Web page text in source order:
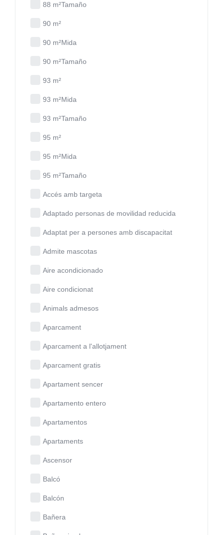
88 m²Tamaño
90 m²
90 m²Mida
90 m²Tamaño
93 m²
93 m²Mida
93 m²Tamaño
95 m²
95 m²Mida
95 m²Tamaño
Accés amb targeta
Adaptado personas de movilidad reducida
Adaptat per a persones amb discapacitat
Admite mascotas
Aire acondicionado
Aire condicionat
Animals admesos
Aparcament
Aparcament a l'allotjament
Aparcament gratis
Apartament sencer
Apartamento entero
Apartamentos
Apartaments
Ascensor
Balcó
Balcón
Bañera